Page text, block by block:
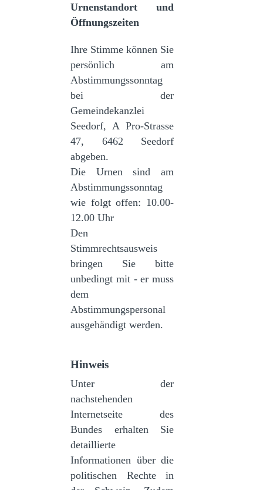
Urnenstandort und
Öffnungszeiten
Ihre Stimme können Sie
persönlich am
Abstimmungssonntag
bei der
Gemeindekanzlei
Seedorf, A Pro-Strasse
47, 6462 Seedorf
abgeben.
Die Urnen sind am
Abstimmungssonntag
wie folgt offen: 10.00-
12.00 Uhr
Den
Stimmrechtsausweis
bringen Sie bitte
unbedingt mit - er muss
dem
Abstimmungspersonal
ausgehändigt werden.
Hinweis
Unter der
nachstehenden
Internetseite des
Bundes erhalten Sie
detaillierte
Informationen über die
politischen Rechte in